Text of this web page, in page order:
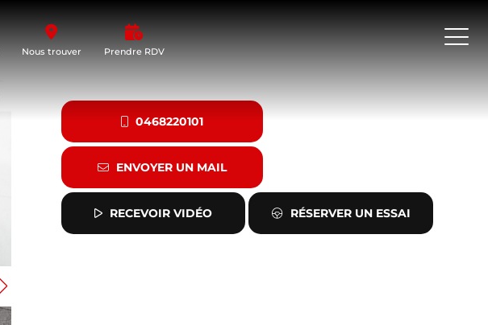
Nous trouver Prendre RDV
0468220101
ENVOYER UN MAIL
RECEVOIR VIDÉO RÉSERVER UN ESSAI